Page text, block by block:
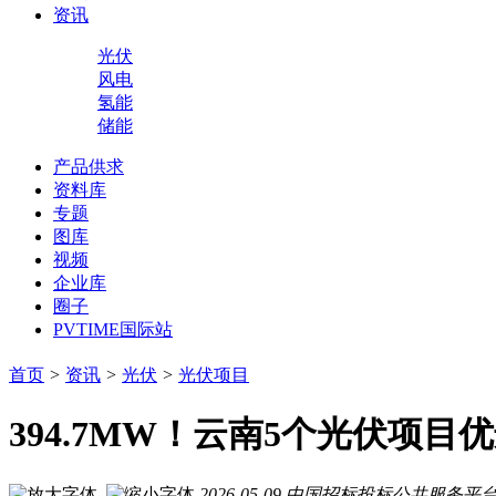
资讯
光伏
风电
氢能
储能
产品供求
资料库
专题
图库
视频
企业库
圈子
PVTIME国际站
首页 > 资讯 > 光伏 > 光伏项目
394.7MW！云南5个光伏项目